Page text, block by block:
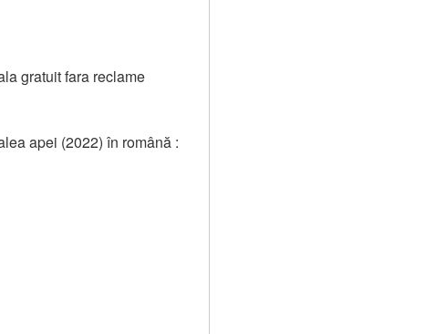
gratuit fara reclame
apei (2022) în română :